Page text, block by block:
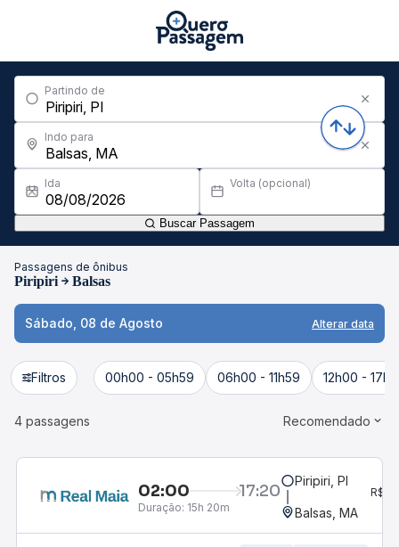
Partindo de
Indo para
Ida Volta (opcional)
Buscar Passagem
Passagens de ônibus
Piripiri Balsas
Sábado, 08 de Agosto Alterar data
Filtros 00h00 - 05h59 06h00 - 11h59 12h00 -
4 passagens Recomendado
02:00 17:20
Duração: 15h 20m
Piripiri, PI
Balsas, MA
R$